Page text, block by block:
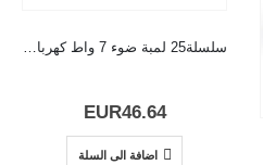
سلسلة25 لمبة ضوء 7 واط كهربائي طول 7.5متر
EUR46.64
اضافة الى السلة